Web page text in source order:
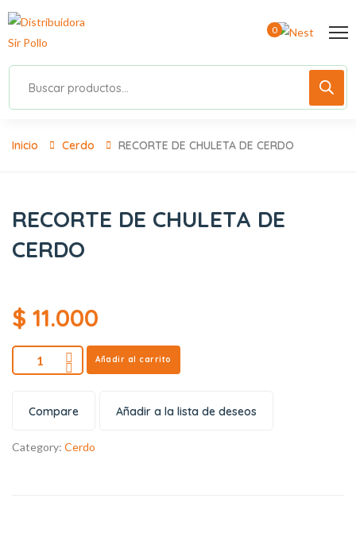
0
Inicio Cerdo RECORTE DE CHULETA DE CERDO
RECORTE DE CHULETA DE
CERDO
$ 11.000
Añadir al carrito
Compare Añadir a la lista de deseos
Category: Cerdo